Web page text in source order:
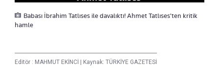
Babası İbrahim Tatlıses ile davalıktı! Ahmet Tatlıses'ten kritik
hamle
Editör : MAHMUT EKİNCİ Kaynak: TÜRKİYE GAZETESİ